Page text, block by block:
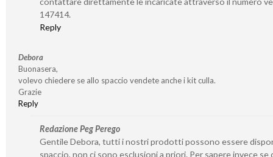
147414.
Reply
Debora
Buonasera,
volevo chiedere se allo spaccio vendete anche i kit culla.
Grazie
Reply
Redazione Peg Perego
Gentile Debora, tutti i nostri prodotti possono essere
spaccio, non ci sono esclusioni a priori. Per sapere invece se